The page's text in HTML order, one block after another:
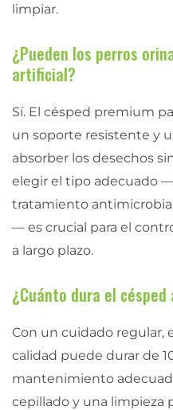
limpiar.
¿Pueden los perros
artificial?
Sí. El césped premium
un soporte resistente y
absorber los desechos
elegir el tipo adecuado
tratamiento
— es crucial para el
a largo plazo.
¿Cuánto dura el
Con un cuidado regular,
calidad puede durar de
mantenimiento
cepillado y una limpieza